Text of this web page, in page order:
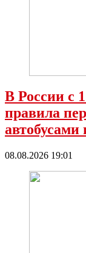
В России с
правила
автобусами
08.08.2026 19:01